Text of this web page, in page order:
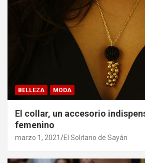
BELLEZA MODA
El collar, un accesorio
femenino
marzo 1, 2021 El Solitario de Sayán